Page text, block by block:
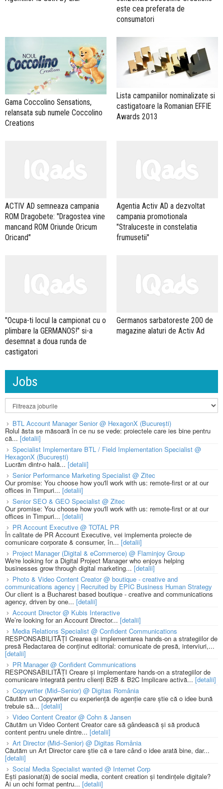
este cea preferata de
consumatori
Gama Coccolino Sensations,
relansata sub numele Coccolino
Creations
Lista campaniilor nominalizate si
castigatoare la Romanian EFFIE
Awards 2013
ACTIV AD semneaza campania
ROM Dragobete: "Dragostea vine
mancand ROM Oriunde Oricum
Oricand"
Agentia Activ AD a dezvoltat
campania promotionala
"Straluceste in constelatia
frumusetii"
"Ocupa-ti locul la campionat cu o
plimbare la GERMANOS!" si-a
desemnat a doua runda de
castigatori
Germanos sarbatoreste 200 de
magazine alaturi de Activ Ad
Jobs
BTL Account Manager Senior @ HexagonX (București)
Rolul ăsta se măsoară în ce nu se vede: proiectele care ies bine pentru
că... [detalii]
Specialist Implementare BTL / Field Implementation Specialist @
HexagonX (București)
Lucrăm dintr-o hală...[detalii]
Senior Performance Marketing Specialist @ Zitec
Our promise: You choose how you'll work with us: remote-first or at our
offices in Timpuri... [detalii]
Senior SEO & GEO Specialist @ Zitec
Our promise: You choose how you'll work with us: remote-first or at our
offices in Timpuri... [detalii]
PR Account Executive @ TOTAL PR
În calitate de PR Account Executive, vei implementa proiecte de
comunicare corporate & consumer, în... [detalii]
Project Manager (Digital & eCommerce) @ Flaminjoy Group
We're looking for a Digital Project Manager who enjoys helping
businesses grow through digital marketing... [detalii]
Photo & Video Content Creator @ boutique - creative and
communications agency | Recruited by EPIC Business Human Strategy
Our client is a Bucharest based boutique - creative and communications
agency, driven by one... [detalii]
Account Director @ Kubis Interactive
We’re looking for an Account Director... [detalii]
Media Relations Specialist @ Confident Communications
RESPONSABILITĂȚI Crearea și implementarea hands-on a strategiilor de
presă Redactarea de conținut editorial: comunicate de presă, interviuri,...
[detalii]
PR Manager @ Confident Communications
RESPONSABILITĂȚI Creare și implementare hands-on a strategiilor de
comunicare integrată pentru clienți B2B & B2C Implicare activă... [detalii]
Copywriter (Mid–Senior) @ Digitas România
Căutăm un Copywriter cu experiență de agenție care știe că o idee bună
trebuie să... [detalii]
Video Content Creator @ Cohn & Jansen
Căutăm un Video Content Creator care să gândească și să producă
content pentru unele dintre... [detalii]
Art Director (Mid–Senior) @ Digitas România
Căutăm un Art Director care știe că e tare când o idee arată bine, dar...
[detalii]
Social Media Specialist wanted @ Internet Corp
Ești pasionat(ă) de social media, content creation și tendințele digitale?
Ai un ochi format pentru... [detalii]